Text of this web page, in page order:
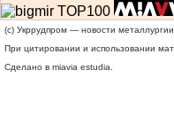
(c) Укррудпром — новости
При цитировании и использовании
Сделано в miavia estudia.